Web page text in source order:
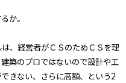
か。
、経営者がＣＳのためＣＳを理
築のプロではないので設計や工
きない、さらに高額、という2